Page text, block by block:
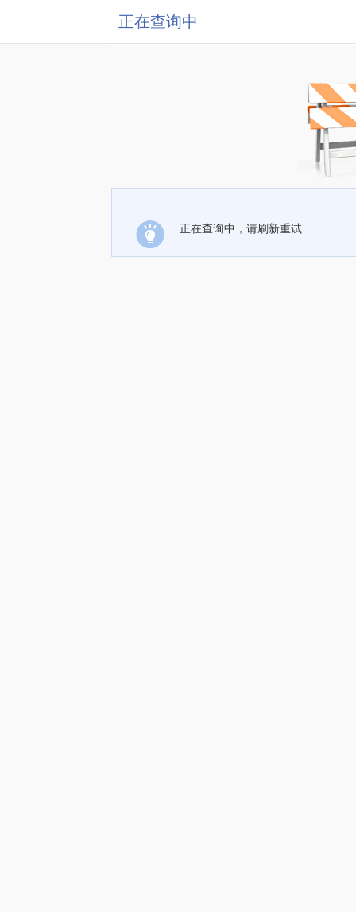
正在查询中
正在查询中，请刷新重试